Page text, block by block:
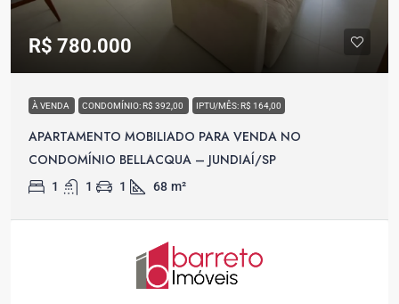
R$ 780.000
À VENDA CONDOMÍNIO: R$ 392,00 IPTU/MÊS: R$ 164,00
APARTAMENTO MOBILIADO PARA VENDA NO
CONDOMÍNIO BELLACQUA – JUNDIAÍ/SP
1 1 1 68 m²